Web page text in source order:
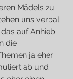
Mädels zu
uns verbal
auf Anhieb.
die
ja eher
ab und